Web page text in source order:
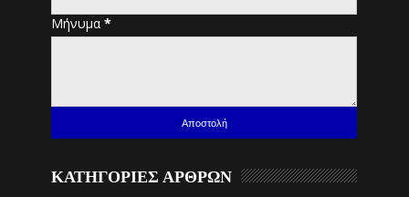
Μήνυμα*
ΚΑΤΗΓΟΡΙΕΣ ΑΡΘΡΩΝ